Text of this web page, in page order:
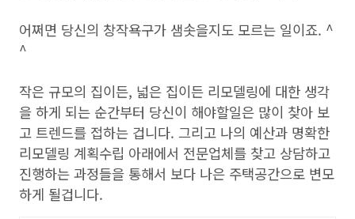
어쩌면 당신의 창작욕구가 샘솟을지도 모르는 일이죠. ^
^
작은 규모의 집이든, 넓은 집이든 리모델링에 대한 생각
을 하게 되는 순간부터 당신이 해야할일은 많이 찾아 보
고 트렌드를 접하는 겁니다. 그리고 나의 예산과 명확한
리모델링 계획수립 아래에서 전문업체를 찾고 상담하고
진행하는 과정들을 통해서 보다 나은 주택공간으로 변모
하게 될겁니다.